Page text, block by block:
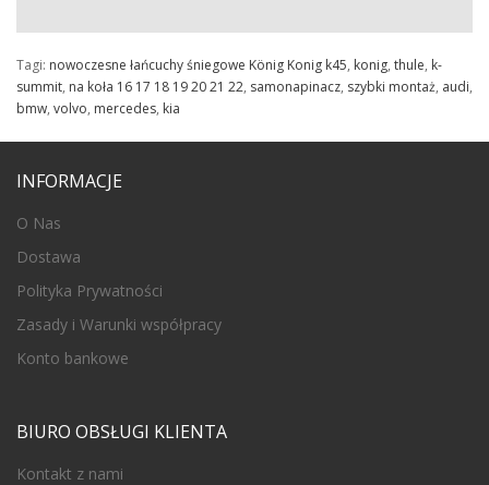
Tagi: nowoczesne łańcuchy śniegowe König Konig k45, konig, thule, k-
summit, na koła 16 17 18 19 20 21 22, samonapinacz, szybki montaż, audi,
bmw, volvo, mercedes, kia
INFORMACJE
O Nas
Dostawa
Polityka Prywatności
Zasady i Warunki współpracy
Konto bankowe
BIURO OBSŁUGI KLIENTA
Kontakt z nami